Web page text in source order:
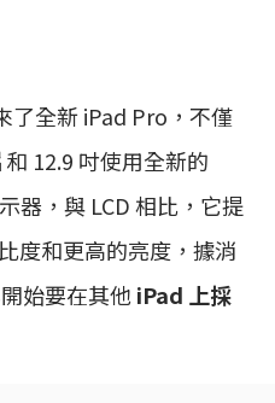
了全新 iPad Pro，不僅
12.9 吋使用全新的
器，與 LCD 相比，它提
度和更高的亮度，據消
始要在其他iPad 上採